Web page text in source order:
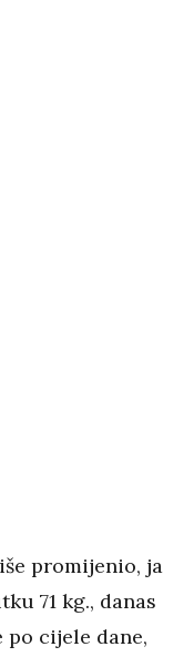
promijenio, ja
71 kg., danas
po cijele dane,